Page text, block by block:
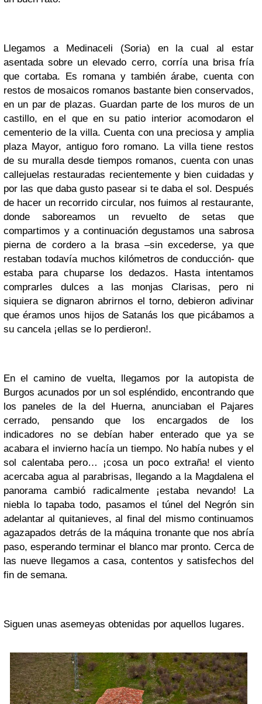
Llegamos a Medinaceli (Soria) en la cual al estar
asentada sobre un elevado cerro, corría una brisa fría
que cortaba. Es romana y también árabe, cuenta con
restos de mosaicos romanos bastante bien conservados,
en un par de plazas. Guardan parte de los muros de un
castillo, en el que en su patio interior acomodaron el
cementerio de la villa. Cuenta con una preciosa y amplia
plaza Mayor, antiguo foro romano. La villa tiene restos
de su muralla desde tiempos romanos, cuenta con unas
callejuelas restauradas recientemente y bien cuidadas y
por las que daba gusto pasear si te daba el sol. Después
de hacer un recorrido circular, nos fuimos al restaurante,
donde saboreamos un revuelto de setas que
compartimos y a continuación degustamos una sabrosa
pierna de cordero a la brasa –sin excederse, ya que
restaban todavía muchos kilómetros de conducción- que
estaba para chuparse los dedazos. Hasta intentamos
comprarles dulces a las monjas Clarisas, pero ni
siquiera se dignaron abrirnos el torno, debieron adivinar
que éramos unos hijos de Satanás los que picábamos a
su cancela ¡ellas se lo perdieron!.
En el camino de vuelta, llegamos por la autopista de
Burgos acunados por un sol espléndido, encontrando que
los paneles de la del Huerna, anunciaban el Pajares
cerrado, pensando que los encargados de los
indicadores no se debían haber enterado que ya se
acabara el invierno hacía un tiempo. No había nubes y el
sol calentaba pero… ¡cosa un poco extraña! el viento
acercaba agua al parabrisas, llegando a la Magdalena el
panorama cambió radicalmente ¡estaba nevando! La
niebla lo tapaba todo, pasamos el túnel del Negrón sin
adelantar al quitanieves, al final del mismo continuamos
agazapados detrás de la máquina tronante que nos abría
paso, esperando terminar el blanco mar pronto. Cerca de
las nueve llegamos a casa, contentos y satisfechos del
fin de semana.
Siguen unas asemeyas obtenidas por aquellos lugares.